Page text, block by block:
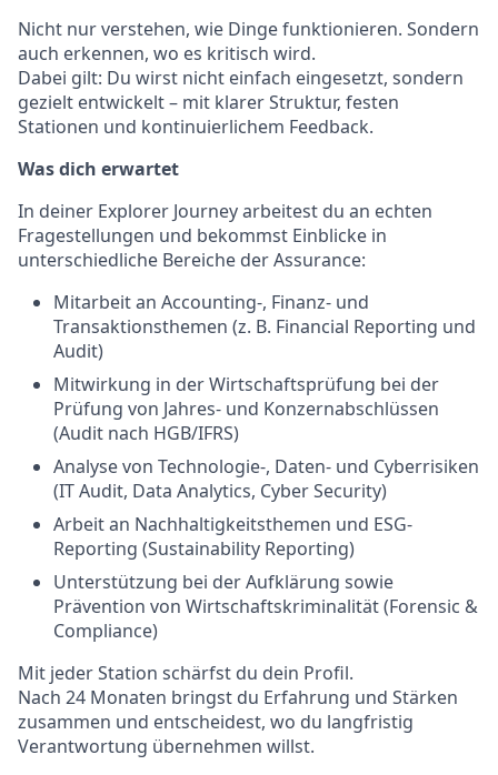
Nicht nur verstehen, wie Dinge funktionieren. Sondern
auch erkennen, wo es kritisch wird.
Dabei gilt: Du wirst nicht einfach eingesetzt, sondern
gezielt entwickelt – mit klarer Struktur, festen
Stationen und kontinuierlichem Feedback.
Was dich erwartet
In deiner Explorer Journey arbeitest du an echten
Fragestellungen und bekommst Einblicke in
unterschiedliche Bereiche der Assurance:
Mitarbeit an Accounting-, Finanz- und
Transaktionsthemen (z. B. Financial Reporting und
Audit)
Mitwirkung in der Wirtschaftsprüfung bei der
Prüfung von Jahres- und Konzernabschlüssen
(Audit nach HGB/IFRS)
Analyse von Technologie-, Daten- und Cyberrisiken
(IT Audit, Data Analytics, Cyber Security)
Arbeit an Nachhaltigkeitsthemen und ESG-
Reporting (Sustainability Reporting)
Unterstützung bei der Aufklärung sowie
Prävention von Wirtschaftskriminalität (Forensic &
Compliance)
Mit jeder Station schärfst du dein Profil.
Nach 24 Monaten bringst du Erfahrung und Stärken
zusammen und entscheidest, wo du langfristig
Verantwortung übernehmen willst.